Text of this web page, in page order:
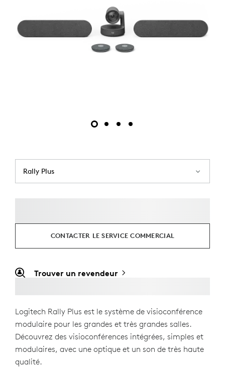
Rally Plus
CONTACTER LE SERVICE COMMERCIAL
Trouver un revendeur
Logitech Rally Plus est le système de visioconférence
modulaire pour les grandes et très grandes salles.
Découvrez des visioconférences intégrées, simples et
modulaires, avec une optique et un son de très haute
qualité.